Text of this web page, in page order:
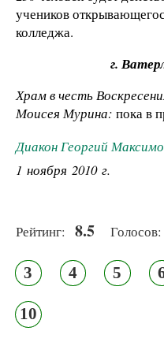
учеников
колледжа.
г.
Храм в честь
Моисея Мурина: пока в
Диакон Георгий
1 ноября 2010 г.
Рейтинг: 8.5 Голосов:
3 4 5
10